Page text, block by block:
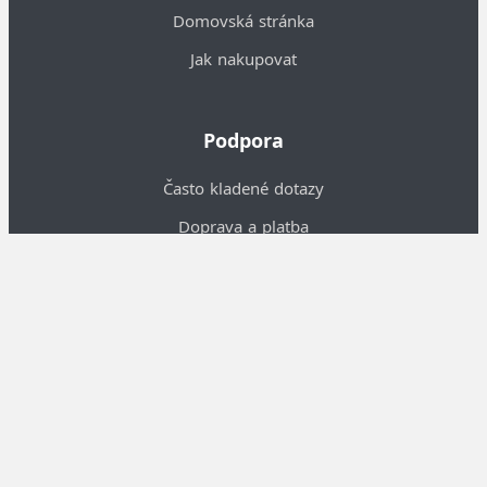
Domovská stránka
Jak nakupovat
Podpora
Často kladené dotazy
Doprava a platba